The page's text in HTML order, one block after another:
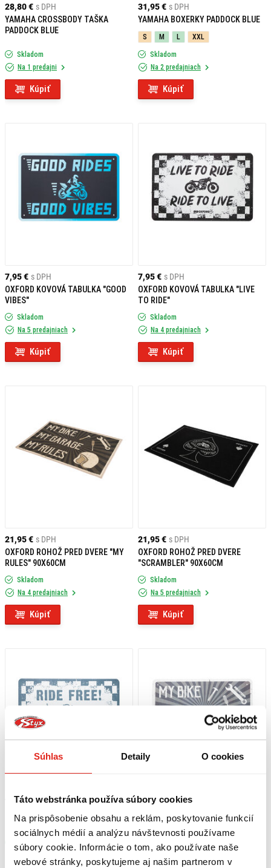
Súhlas Detaily O cookies
Táto webstránka používa súbory cookies
Na prispôsobenie obsahu a reklám, poskytovanie funkcií
sociálnych médií a analýzu návštevnosti používame
súbory cookie. Informácie o tom, ako používate naše
webové stránky, poskytujeme aj našim partnerom v
28,80 € s DPH
YAMAHA CROSSBODY TAŠKA
PADDOCK BLUE
Skladom
Na 1 predajni
Kúpiť
31,95 € s DPH
YAMAHA BOXERKY PADDOCK BLUE
S M L XXL
Skladom
Na 2 predajniach
Kúpiť
7,95 € s DPH
OXFORD KOVOVÁ TABULKA "GOOD
VIBES"
Skladom
Na 5 predajniach
Kúpiť
7,95 € s DPH
OXFORD KOVOVÁ TABULKA "LIVE
TO RIDE"
Skladom
Na 4 predajniach
Kúpiť
21,95 € s DPH
OXFORD ROHOŽ PRED DVERE "MY
RULES" 90X60CM
Skladom
Na 4 predajniach
Kúpiť
21,95 € s DPH
OXFORD ROHOŽ PRED DVERE
"SCRAMBLER" 90X60CM
Skladom
Na 5 predajniach
Kúpiť
7,95 € s DPH
OXFORD KOVOVÁ TABULKA "RIDE
Skladom
7,95 € s DPH
OXFORD KOVOVÁ TABULKA "MY
RULES"
Skladom